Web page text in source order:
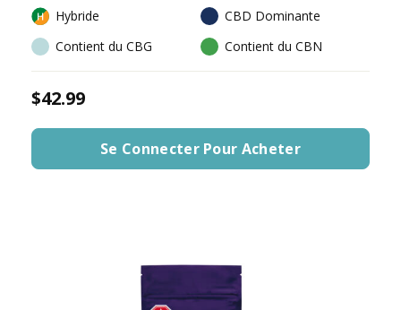
Hybride
CBD Dominante
Contient du CBG
Contient du CBN
$42.99
Se Connecter Pour Acheter